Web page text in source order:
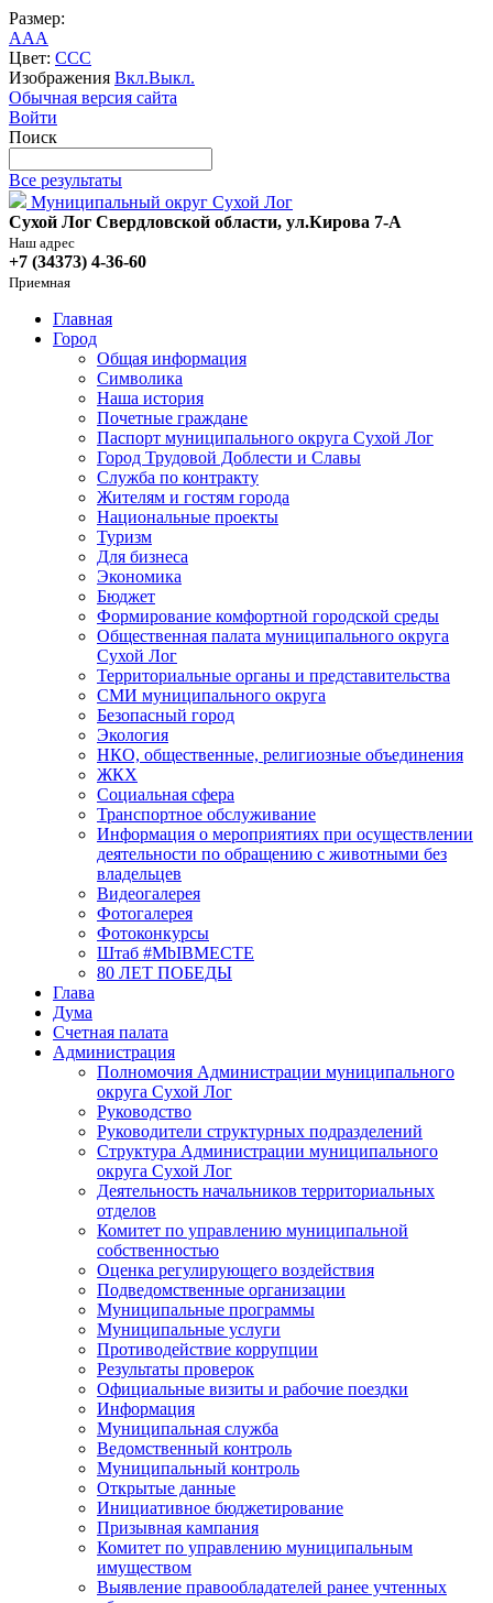
Размер:
AAA
Цвет: CCC
Изображения Вкл.Выкл.
Обычная версия сайта
Войти
Поиск
Все результаты
Муниципальный округ Сухой Лог
Сухой Лог Свердловской области, ул.Кирова 7-А
Наш адрес
+7 (34373) 4-36-60
Приемная
Главная
Город
Общая информация
Символика
Наша история
Почетные граждане
Паспорт муниципального округа Сухой Лог
Город Трудовой Доблести и Славы
Служба по контракту
Жителям и гостям города
Национальные проекты
Туризм
Для бизнеса
Экономика
Бюджет
Формирование комфортной городской среды
Общественная палата муниципального округа
Сухой Лог
Территориальные органы и представительства
СМИ муниципального округа
Безопасный город
Экология
НКО, общественные, религиозные объединения
ЖКХ
Социальная сфера
Транспортное обслуживание
Информация о мероприятиях при осуществлении
деятельности по обращению с животными без
владельцев
Видеогалерея
Фотогалерея
Фотоконкурсы
Штаб #MbIBMECTE
80 ЛЕТ ПОБЕДЫ
Глава
Дума
Счетная палата
Администрация
Полномочия Администрации муниципального
округа Сухой Лог
Руководство
Руководители структурных подразделений
Структура Администрации муниципального
округа Сухой Лог
Деятельность начальников территориальных
отделов
Комитет по управлению муниципальной
собственностью
Оценка регулирующего воздействия
Подведомственные организации
Муниципальные программы
Муниципальные услуги
Противодействие коррупции
Результаты проверок
Официальные визиты и рабочие поездки
Информация
Муниципальная служба
Ведомственный контроль
Муниципальный контроль
Открытые данные
Инициативное бюджетирование
Призывная кампания
Комитет по управлению муниципальным
имуществом
Выявление правообладателей ранее учтенных